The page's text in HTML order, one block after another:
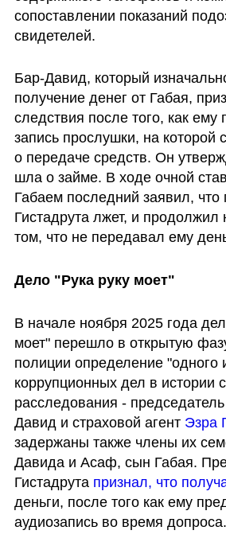
сопоставлении показаний
свидетелей.
Бар-Давид, который
получение денег от Габая,
следствия после того, как ему
запись прослушки, на которой
о передаче средств. Он
шла о займе. В ходе очной
Габаем последний заявил, что
Гистадрута лжет, и продолжил
том, что не передавал ему
Дело "Рука руку моет"
В начале ноября 2025 года
моет" перешло в открытую
полиции определение "одного
коррупционных дел в истории
расследования -
Давид и страховой агент Эзра
задержаны также члены их
Давида и Асаф, сын Габая.
Гистадрута признал, что
деньги, после того как ему
аудиозапись во время допроса.